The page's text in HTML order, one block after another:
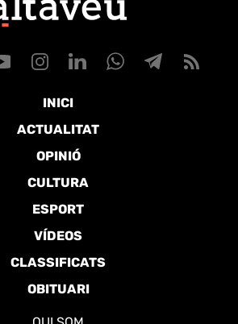
INICI
ACTUALITAT
OPINIÓ
CULTURA
ESPORT
VÍDEOS
CLASSIFICATS
OBITUARI